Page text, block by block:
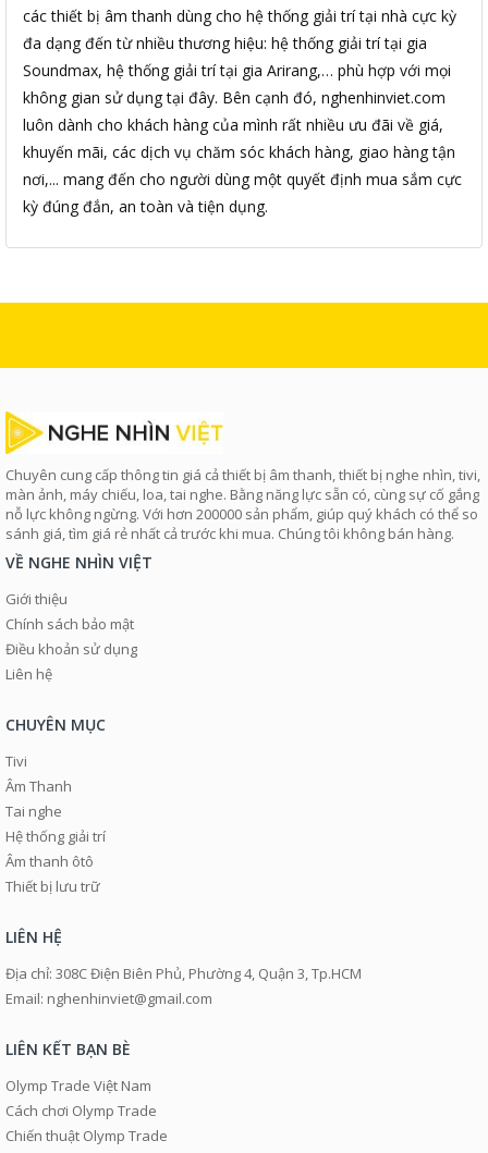
các thiết bị âm thanh dùng cho hệ thống giải trí tại nhà cực kỳ
đa dạng đến từ nhiều thương hiệu: hệ thống giải trí tại gia
Soundmax, hệ thống giải trí tại gia Arirang,… phù hợp với mọi
không gian sử dụng tại đây. Bên cạnh đó, nghenhinviet.com
luôn dành cho khách hàng của mình rất nhiều ưu đãi về giá,
khuyến mãi, các dịch vụ chăm sóc khách hàng, giao hàng tận
nơi,... mang đến cho người dùng một quyết định mua sắm cực
kỳ đúng đắn, an toàn và tiện dụng.
Chuyên cung cấp thông tin giá cả thiết bị âm thanh, thiết bị nghe nhìn, tivi,
màn ảnh, máy chiếu, loa, tai nghe. Bằng năng lực sẵn có, cùng sự cố gắng
nỗ lực không ngừng. Với hơn 200000 sản phẩm, giúp quý khách có thể so
sánh giá, tìm giá rẻ nhất cả trước khi mua. Chúng tôi không bán hàng.
VỀ NGHE NHÌN VIỆT
Giới thiệu
Chính sách bảo mật
Điều khoản sử dụng
Liên hệ
CHUYÊN MỤC
Tivi
Âm Thanh
Tai nghe
Hệ thống giải trí
Âm thanh ôtô
Thiết bị lưu trữ
LIÊN HỆ
Địa chỉ: 308C Điện Biên Phủ, Phường 4, Quận 3, Tp.HCM
Email: nghenhinviet@gmail.com
LIÊN KẾT BẠN BÈ
Olymp Trade Việt Nam
Cách chơi Olymp Trade
Chiến thuật Olymp Trade